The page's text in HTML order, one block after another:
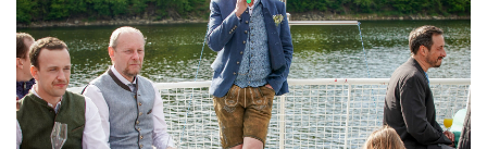
leseni izdelki
mi